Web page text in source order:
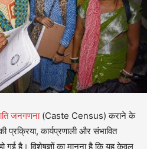
जनगणना(Caste Census) कराने के
कार्यप्रणाली और संभावित
गई है। विशेषज्ञों का मानना है कि यह केवल